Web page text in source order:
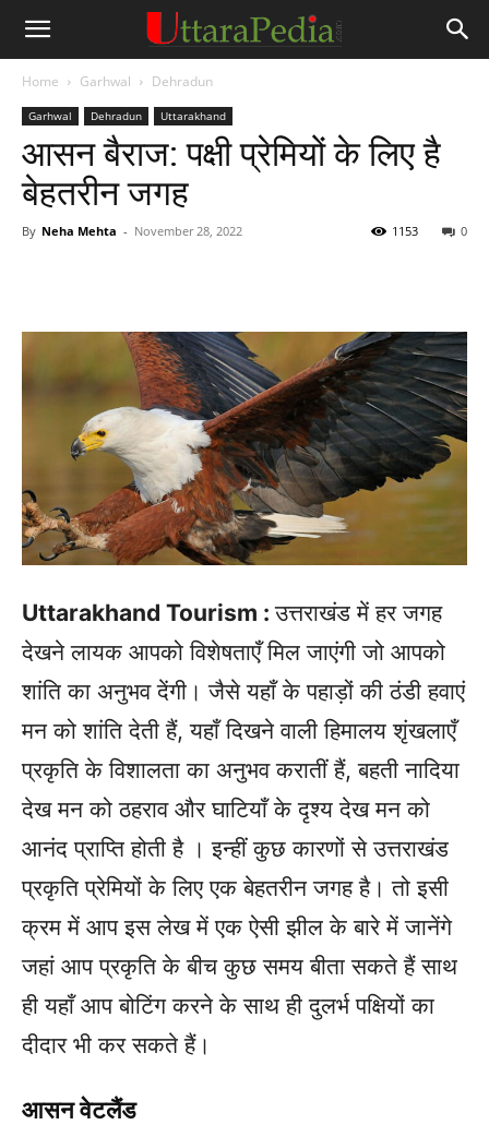
Home Garhwal Dehradun
Garhwal Dehradun Uttarakhand
आसन बैराज: पक्षी प्रेमियों के लिए है
बेहतरीन जगह
By Neha Mehta - November 28, 2022 0
1153
Uttarakhand Tourism :उत्तराखंड में हर जगह
देखने लायक आपको विशेषताएँ मिल जाएंगी जो आपको
शांति का अनुभव देंगी। जैसे यहाँ के पहाड़ों की ठंडी हवाएं
मन को शांति देती हैं, यहाँ दिखने वाली हिमालय शृंखलाएँ
प्रकृति के विशालता का अनुभव करातीं हैं, बहती नादिया
देख मन को ठहराव और घाटियाँ के दृश्य देख मन को
आनंद प्राप्ति होती है । इन्हीं कुछ कारणों से उत्तराखंड
प्रकृति प्रेमियों के लिए एक बेहतरीन जगह है। तो इसी
क्रम में आप इस लेख में एक ऐसी झील के बारे में जानेंगे
जहां आप प्रकृति के बीच कुछ समय बीता सकते हैं साथ
ही यहाँ आप बोटिंग करने के साथ ही दुलर्भ पक्षियों का
दीदार भी कर सकते हैं।
आसन वेटलैंड